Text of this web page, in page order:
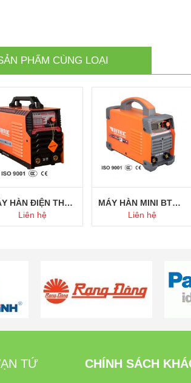
PHẨM CÙNG LOẠI
MÁY HÀN ĐIỆN THẾ THẤP
Liên hệ
MÁY HÀN MINI BTEC 250A
Liên hệ
TỨ CHÍNH SÁCH